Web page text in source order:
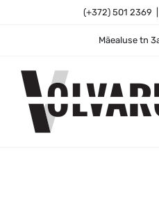
(+372) 501 2369
Mäealuse tn